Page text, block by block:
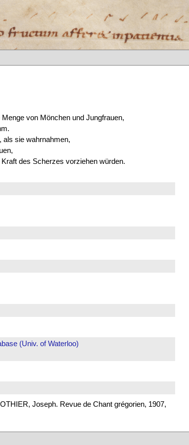
von Mönchen und Jungfrauen,
als sie wahrnahmen,
des Scherzes vorziehen würden.
(Univ. of Waterloo)
Joseph. Revue de Chant grégorien, 1907,